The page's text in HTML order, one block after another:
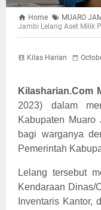
Home MUARO
Jambi Lelang Aset Milik
Kilas Harian
Kilasharian.Com
2023) dalam
Kabupaten
bagi warganya
Pemerintah
Lelang tersebut
Kendaraan Dinas/
Inventaris Kantor,